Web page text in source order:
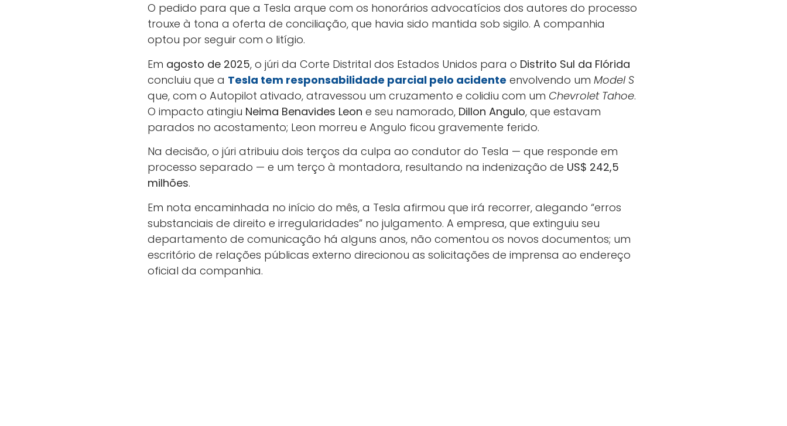
O pedido para que a Tesla arque com os honorários advocatícios dos autores do processo
trouxe à tona a oferta de conciliação, que havia sido mantida sob sigilo. A companhia
optou por seguir com o litígio.
Em agosto de 2025, o júri da Corte Distrital dos Estados Unidos para o Distrito Sul da Flórida
concluiu que a Tesla tem responsabilidade parcial pelo acidente envolvendo um Model S
que, com o Autopilot ativado, atravessou um cruzamento e colidiu com um Chevrolet Tahoe.
O impacto atingiu Neima Benavides Leon e seu namorado, Dillon Angulo, que estavam
parados no acostamento; Leon morreu e Angulo ficou gravemente ferido.
Na decisão, o júri atribuiu dois terços da culpa ao condutor do Tesla — que responde em
processo separado — e um terço à montadora, resultando na indenização de US$ 242,5
milhões.
Em nota encaminhada no início do mês, a Tesla afirmou que irá recorrer, alegando “erros
substanciais de direito e irregularidades” no julgamento. A empresa, que extinguiu seu
departamento de comunicação há alguns anos, não comentou os novos documentos; um
escritório de relações públicas externo direcionou as solicitações de imprensa ao endereço
oficial da companhia.